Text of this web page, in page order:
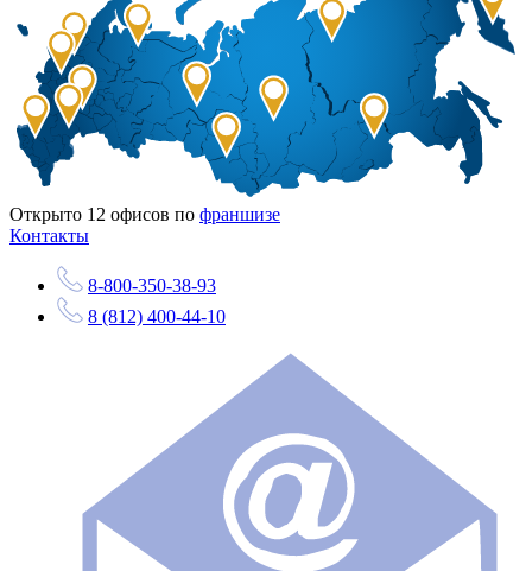
Открыто 12 офисов по франшизе
Контакты
8-800-350-38-93
8 (812) 400-44-10